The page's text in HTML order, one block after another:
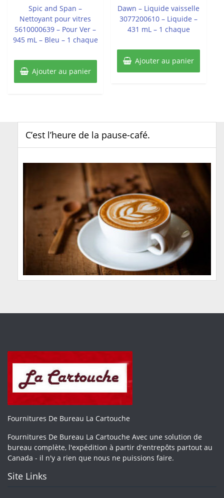
Spic and Span –
Nettoyant pour vitres
5610000639 – Pour Ver –
945 mL – Bleu – 1 chaque
Ajouter au panier
Dawn – Liquide vaisselle
3077200610 – Liquide –
431 mL – 1 chaque
Ajouter au panier
C’est l’heure de la pause-café.
Fournitures De Bureau La Cartouche
Fournitures De Bureau La Cartouche Avec une solution de
bureau complète, l'expédition à partir d'entrepôts partout au
Canada - il n'y a rien que nous ne puissions faire.
Site Links